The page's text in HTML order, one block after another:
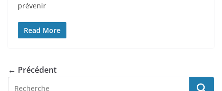
prévenir
Read More
← Précédent